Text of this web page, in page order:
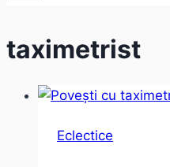
taximetrist
Eclectice